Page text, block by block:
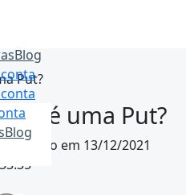
Blog
Blog
Put?
que é uma Put?
em 13/12/2021